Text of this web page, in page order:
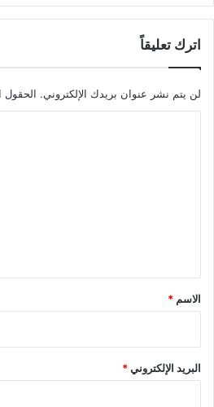
اترك تعليقاً
لن يتم نشر عنوان بريدك الإلكتروني. الحقول
*
الاسم *
البريد الإلكتروني*